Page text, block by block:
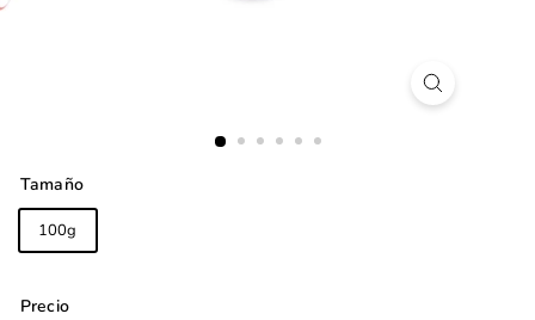
Tamaño
100g
Precio